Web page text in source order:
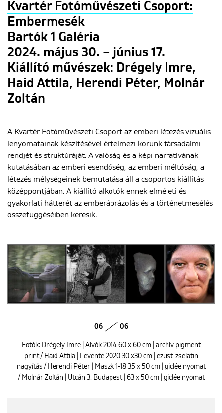
Kvartér Fotóművészeti Csoport:
Embermesék
Bartók 1 Galéria
2024. május 30. – június 17.
Kiállító művészek: Drégely Imre,
Haid Attila, Herendi Péter, Molnár
Zoltán
A Kvartér Fotóművészeti Csoport az emberi létezés vizuális
lenyomatainak készítésével értelmezi korunk társadalmi
rendjét és struktúráját. A valóság és a képi narratívának
kutatásában az emberi esendőség, az emberi méltóság, a
létezés mélységeinek bemutatása áll a csoportos kiállítás
középpontjában. A kiállító alkotók ennek elméleti és
gyakorlati hátterét az emberábrázolás és a történetmesélés
összefüggéséiben keresik.
06 06
Fotók: Drégely Imre | Alvók 2014 60 x 60 cm | archív pigment
print / Haid Attila | Levente 2020 30 x30 cm | ezüst-zselatin
nagyítás / Herendi Péter | Maszk 1-18 35 x 50 cm | giclée nyomat
/ Molnár Zoltán | Utcán 3. Budapest | 63 x 50 cm | giclée nyomat